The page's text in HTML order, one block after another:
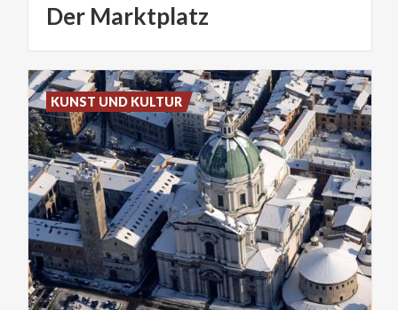
Der Marktplatz
KUNST UND KULTUR